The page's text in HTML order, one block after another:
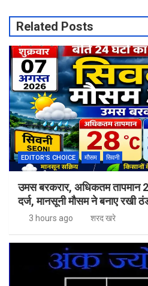
Related Posts
EDITOR'S CHOICE मौसम सिवनी
उमस बरकरार, अधिकतम तापमान
दर्ज, मानसूनी मौसम ने बनाए रखी
3 hours ago शरद खरे